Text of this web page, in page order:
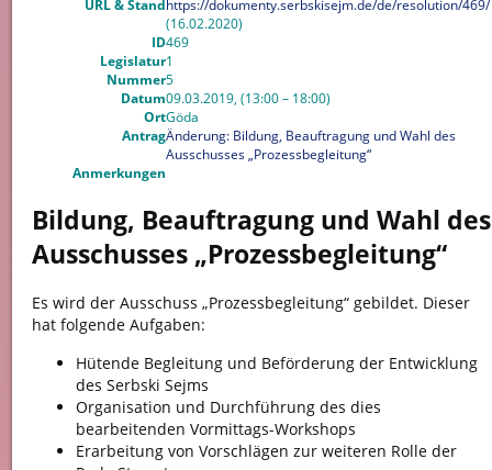
URL & Standhttps://dokumenty.serbskisejm.de/de/resolution/469/
(16.02.2020)
ID469
Legislatur1
Nummer5
Datum09.03.2019, (13:00 – 18:00)
OrtGöda
AntragÄnderung: Bildung, Beauftragung und Wahl des
Ausschusses „Prozessbegleitung“
Anmerkungen
Bildung, Beauftragung und Wahl des
Ausschusses „Prozessbegleitung“
Es wird der Ausschuss „Prozessbegleitung“ gebildet. Dieser
hat folgende Aufgaben:
Hütende Begleitung und Beförderung der Entwicklung
des Serbski Sejms
Organisation und Durchführung des dies
bearbeitenden Vormittags-Workshops
Erarbeitung von Vorschlägen zur weiteren Rolle der